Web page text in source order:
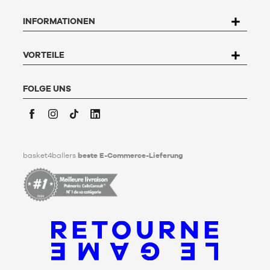
widersprechen und zu löschen. Um dieses Recht auszuüben,
kann der Nutzer an Basket4Ballers, 104 rue de Hochfelden,
Kundenservice
klicken Sie
.
Lebzeiten Richtlinien für die Aufbewahrung, Löschung und
Weitergabe seiner personenbezogenen Daten nach seinem
Tod festlegen kann. Um mehr darüber zu erfahren,
bitte hier
INFORMATIONEN
VORTEILE
FOLGE UNS
basket4ballers beste E-Commerce-Lieferung